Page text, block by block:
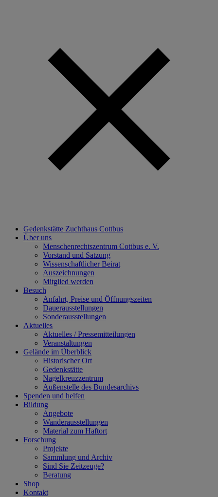
Gedenkstätte Zuchthaus Cottbus
Über uns
Menschenrechtszentrum Cottbus e. V.
Vorstand und Satzung
Wissenschaftlicher Beirat
Auszeichnungen
Mitglied werden
Besuch
Anfahrt, Preise und Öffnungszeiten
Dauerausstellungen
Sonderausstellungen
Aktuelles
Aktuelles / Pressemitteilungen
Veranstaltungen
Gelände im Überblick
Historischer Ort
Gedenkstätte
Nagelkreuzzentrum
Außenstelle des Bundesarchivs
Spenden und helfen
Bildung
Angebote
Wanderausstellungen
Material zum Haftort
Forschung
Projekte
Sammlung und Archiv
Sind Sie Zeitzeuge?
Beratung
Shop
Kontakt